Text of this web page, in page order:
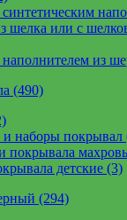
шелка или с
из
(490)
наборы покрывал
покрывала
детские (3)
(294)